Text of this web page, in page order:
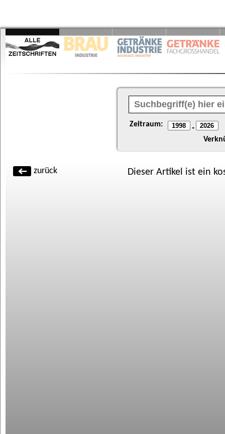
Zeitraum: -
zurück Dieser Artikel ist ein